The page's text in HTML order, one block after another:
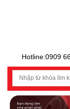
Hotline:0909